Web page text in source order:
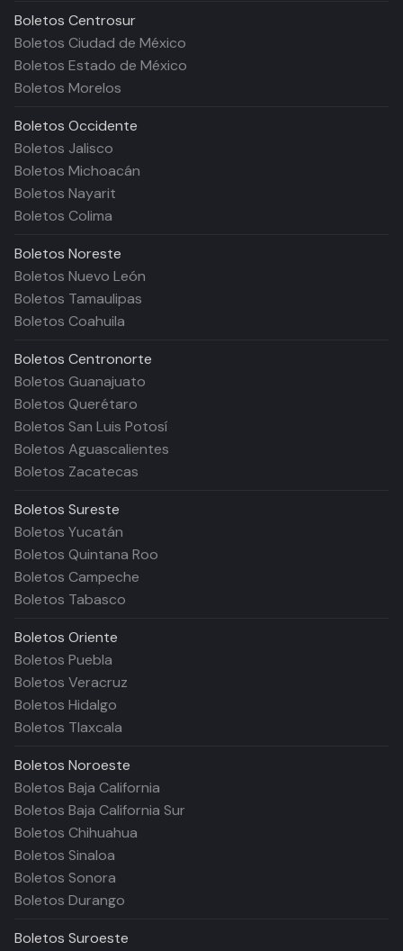
Boletos Centrosur
Boletos Ciudad de México
Boletos Estado de México
Boletos Morelos
Boletos Occidente
Boletos Jalisco
Boletos Michoacán
Boletos Nayarit
Boletos Colima
Boletos Noreste
Boletos Nuevo León
Boletos Tamaulipas
Boletos Coahuila
Boletos Centronorte
Boletos Guanajuato
Boletos Querétaro
Boletos San Luis Potosí
Boletos Aguascalientes
Boletos Zacatecas
Boletos Sureste
Boletos Yucatán
Boletos Quintana Roo
Boletos Campeche
Boletos Tabasco
Boletos Oriente
Boletos Puebla
Boletos Veracruz
Boletos Hidalgo
Boletos Tlaxcala
Boletos Noroeste
Boletos Baja California
Boletos Baja California Sur
Boletos Chihuahua
Boletos Sinaloa
Boletos Sonora
Boletos Durango
Boletos Suroeste